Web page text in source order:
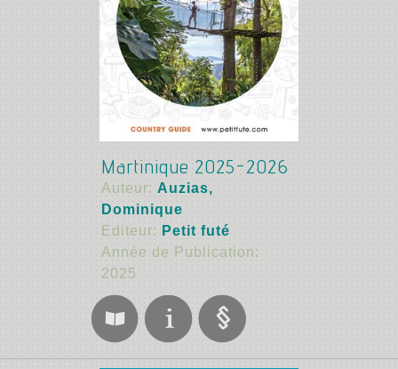
Martinique 2025-2026
Auteur:Auzias,
Dominique
Editeur: Petit futé
Année de Publication:
2025